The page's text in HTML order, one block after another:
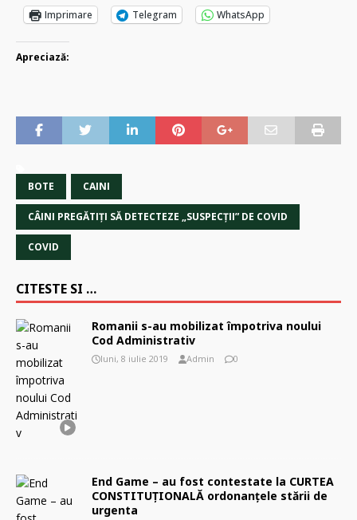
Imprimare Telegram WhatsApp
Apreciază:
BOTE CAINI
CÂINI PREGĂTIȚI SĂ DETECTEZE „SUSPECŢII” DE COVID
COVID
CITESTE SI …
Romanii s-au mobilizat împotriva noului
Cod Administrativ
luni, 8 iulie 2019 Admin 0
End Game – au fost contestate la CURTEA
CONSTITUŢIONALĂ ordonanțele stării de
urgenta